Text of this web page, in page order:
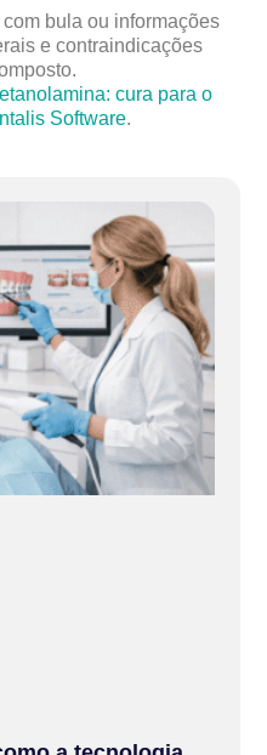
bula ou informações
e contraindicações
cura para o
Software.